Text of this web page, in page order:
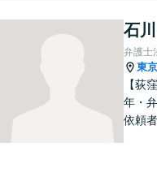
して
談も
B面
石
弁護士
東
【荻
年・
依頼